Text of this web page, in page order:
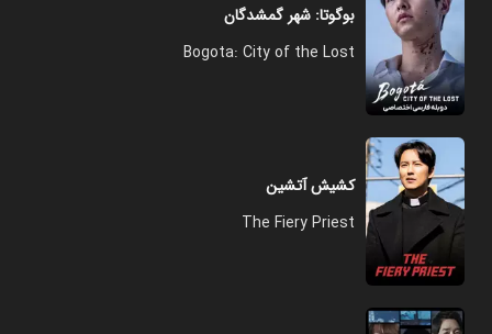
بوگوتا: شهر گمشدگان
Bogota: City of the Lost
کشیش آتشین
The Fiery Priest